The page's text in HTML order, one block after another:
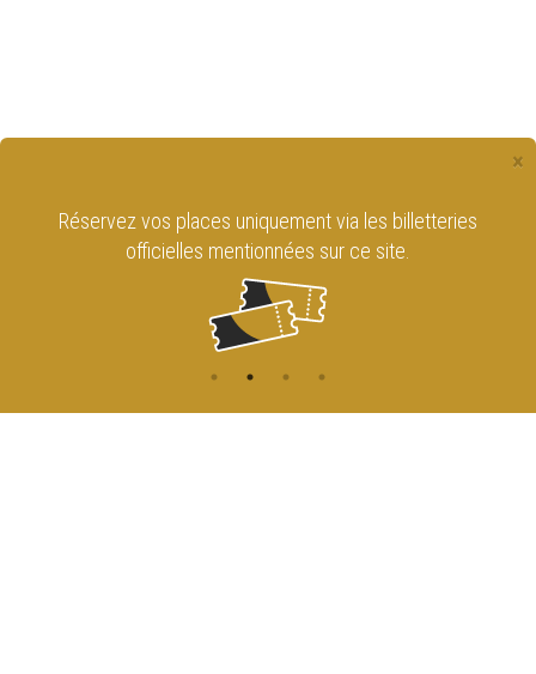
×
Réservez vos places uniquement via les billetteries
officielles mentionnées sur ce site.